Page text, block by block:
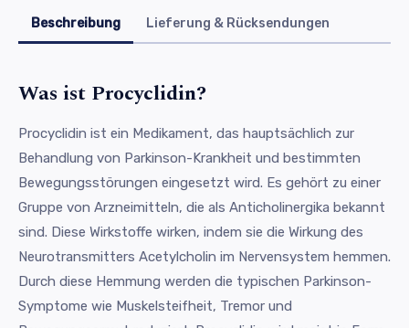
Beschreibung Lieferung & Rücksendungen
Was ist Procyclidin?
Procyclidin ist ein Medikament, das hauptsächlich zur
Behandlung von Parkinson-Krankheit und bestimmten
Bewegungsstörungen eingesetzt wird. Es gehört zu einer
Gruppe von Arzneimitteln, die als Anticholinergika bekannt
sind. Diese Wirkstoffe wirken, indem sie die Wirkung des
Neurotransmitters Acetylcholin im Nervensystem hemmen.
Durch diese Hemmung werden die typischen Parkinson-
Symptome wie Muskelsteifheit, Tremor und